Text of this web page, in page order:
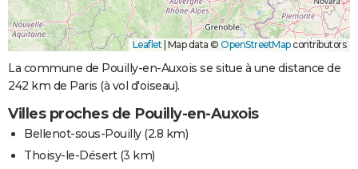
Leaflet Map data © OpenStreetMapcontributors
La commune de Pouilly-en-Auxois se situe à une distance de
242 km de Paris (à vol d'oiseau).
Villes proches de Pouilly-en-Auxois
Bellenot-sous-Pouilly(2.8 km)
Thoisy-le-Désert(3 km)